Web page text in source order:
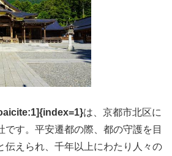
は、京都市北区に
です。平安遷都の際、都の守護を目
伝えられ、千年以上にわたり人々の